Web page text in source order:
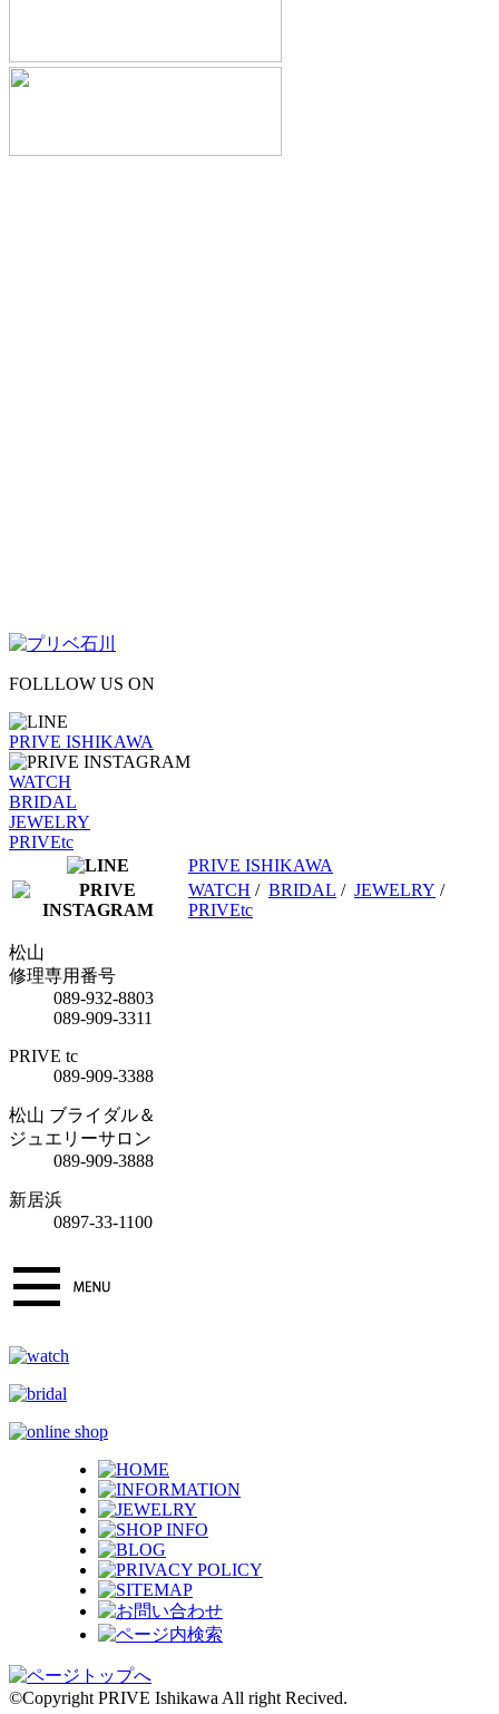
FOLLLOW US ON
PRIVE ISHIKAWA
WATCH
BRIDAL
JEWELRY
PRIVEtc
PRIVE ISHIKAWA
WATCH / BRIDAL / JEWELRY /
PRIVEtc
松山
修理専用番号
089-932-8803
089-909-3311
PRIVE tc
089-909-3388
松山 ブライダル＆
ジュエリーサロン
089-909-3888
新居浜
0897-33-1100
©Copyright PRIVE Ishikawa All right Recived.